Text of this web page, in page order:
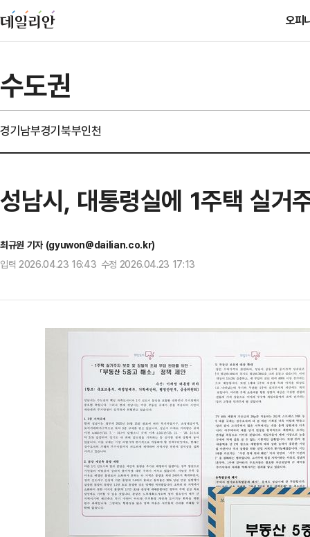
오피
수도권
경기남부경기북부인천
성남시, 대통령실에 1주택 실거
최규원 기자 (gyuwon@dailian.co.kr)
입력 2026.04.23 16:43 수정 2026.04.23 17:13